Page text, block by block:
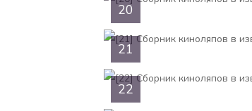
20
21
22